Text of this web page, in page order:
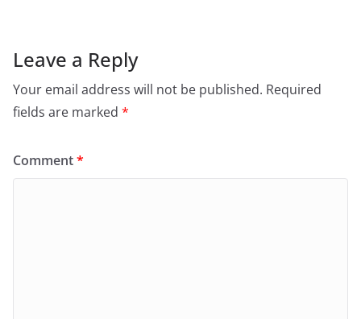
Leave a Reply
Your email address will not be published. Required
fields are marked *
Comment*